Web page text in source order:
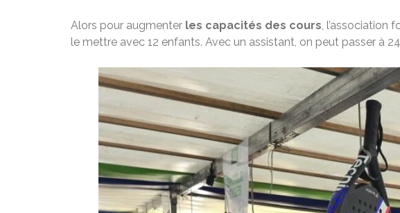
Alors pour augmenter les capacités des cours, l’association
le mettre avec 12 enfants. Avec un assistant, on peut passer à